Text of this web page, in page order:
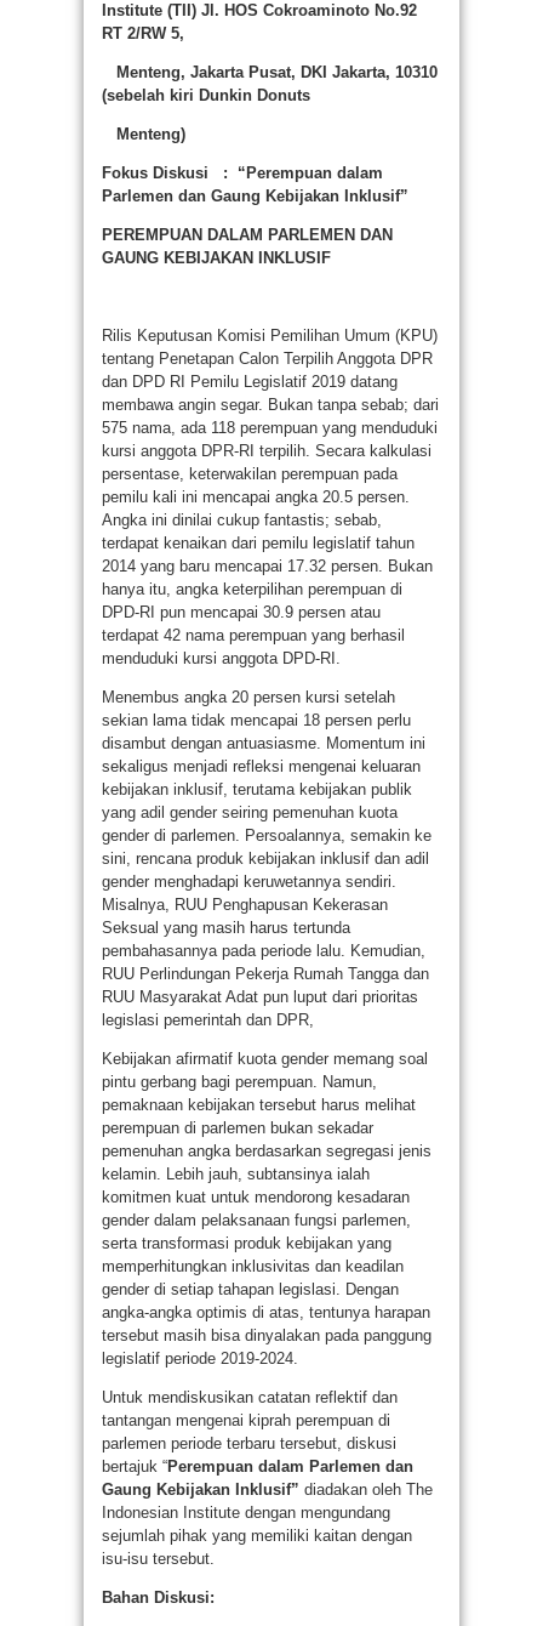
Institute (TII) Jl. HOS Cokroaminoto No.92
RT 2/RW 5,
Menteng, Jakarta Pusat, DKI Jakarta, 10310
(sebelah kiri Dunkin Donuts
Menteng)
Fokus Diskusi :
“Perempuan dalam
Parlemen dan Gaung Kebijakan Inklusif”
PEREMPUAN DALAM PARLEMEN DAN
GAUNG KEBIJAKAN INKLUSIF
Rilis Keputusan Komisi Pemilihan Umum (KPU)
tentang Penetapan Calon Terpilih Anggota DPR
dan DPD RI Pemilu Legislatif 2019 datang
membawa angin segar. Bukan tanpa sebab; dari
575 nama, ada 118 perempuan yang menduduki
kursi anggota DPR-RI terpilih. Secara kalkulasi
persentase, keterwakilan perempuan pada
pemilu kali ini mencapai angka 20.5 persen.
Angka ini dinilai cukup fantastis; sebab,
terdapat kenaikan dari pemilu legislatif tahun
2014 yang baru mencapai 17.32 persen. Bukan
hanya itu, angka keterpilihan perempuan di
DPD-RI pun mencapai 30.9 persen atau
terdapat 42 nama perempuan yang berhasil
menduduki kursi anggota DPD-RI.
Menembus angka 20 persen kursi setelah
sekian lama tidak mencapai 18 persen perlu
disambut dengan antuasiasme. Momentum ini
sekaligus menjadi refleksi mengenai keluaran
kebijakan inklusif, terutama kebijakan publik
yang adil gender seiring pemenuhan kuota
gender di parlemen. Persoalannya, semakin ke
sini, rencana produk kebijakan inklusif dan adil
gender menghadapi keruwetannya sendiri.
Misalnya, RUU Penghapusan Kekerasan
Seksual yang masih harus tertunda
pembahasannya pada periode lalu. Kemudian,
RUU Perlindungan Pekerja Rumah Tangga dan
RUU Masyarakat Adat pun luput dari prioritas
legislasi pemerintah dan DPR,
Kebijakan afirmatif kuota gender memang soal
pintu gerbang bagi perempuan. Namun,
pemaknaan kebijakan tersebut harus melihat
perempuan di parlemen bukan sekadar
pemenuhan angka berdasarkan segregasi jenis
kelamin. Lebih jauh, subtansinya ialah
komitmen kuat untuk mendorong kesadaran
gender dalam pelaksanaan fungsi parlemen,
serta transformasi produk kebijakan yang
memperhitungkan inklusivitas dan keadilan
gender di setiap tahapan legislasi. Dengan
angka-angka optimis di atas, tentunya harapan
tersebut masih bisa dinyalakan pada panggung
legislatif periode 2019-2024.
Untuk mendiskusikan catatan reflektif dan
tantangan mengenai kiprah perempuan di
parlemen periode terbaru tersebut, diskusi
bertajuk “Perempuan dalam Parlemen dan
Gaung Kebijakan Inklusif” diadakan oleh The
Indonesian Institute dengan mengundang
sejumlah pihak yang memiliki kaitan dengan
isu-isu tersebut.
Bahan Diskusi: